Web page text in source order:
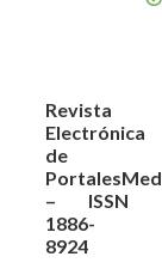
Revista
Electrónica
de
– ISSN
1886-
8924